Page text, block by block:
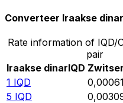
Converteer Iraakse
Rate information of IQD/
pair
Iraakse dinarIQD
1 IQD
5 IQD